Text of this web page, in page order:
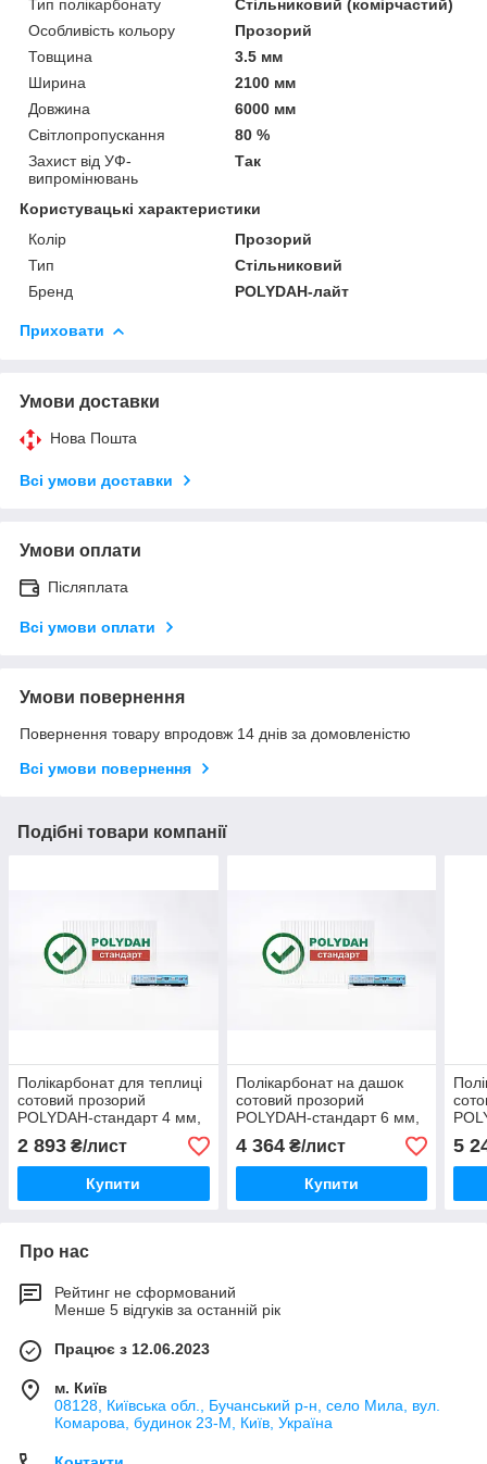
Тип полікарбонату
Стільниковий (комірчастий)
Особливість кольору
Прозорий
Товщина
3.5 мм
Ширина
2100 мм
Довжина
6000 мм
Світлопропускання
80 %
Захист від УФ-
випромінювань
Так
Користувацькі характеристики
Колір
Прозорий
Тип
Стільниковий
Бренд
POLYDAH-лайт
Приховати
Умови доставки
Нова Пошта
Всі умови доставки
Умови оплати
Післяплата
Всі умови оплати
Умови повернення
Повернення товару впродовж 14 днів за домовленістю
Всі умови повернення
Подібні товари компанії
Полікарбонат для теплиці
сотовий прозорий
POLYDAH-стандарт 4 мм,
2100х6000
2 893 ₴/лист
Купити
Полікарбонат на дашок
сотовий прозорий
POLYDAH-стандарт 6 мм,
2100х6000
4 364₴/лист
Купити
5
Про нас
Рейтинг не сформований
Менше 5 відгуків за останній рік
Працює з 12.06.2023
м. Київ
08128, Київська обл., Бучанський р-н, село Мила, вул.
Комарова, будинок 23-М, Київ, Україна